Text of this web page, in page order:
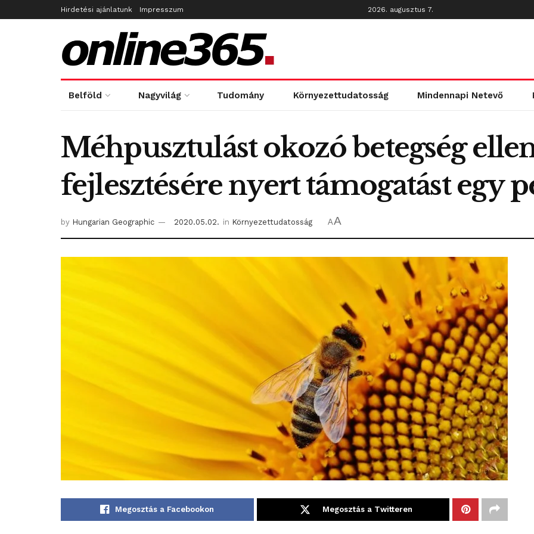
Hirdetési ajánlatunk Impresszum 2026. augusztus 7.
Belföld Nagyvilág Tudomány Környezettudatosság Mindennapi Netevő
Méhpusztulást okozó betegség
fejlesztésére nyert támogatást egy
by Hungarian Geographic 2020.05.02. in Környezettudatosság AA
Megosztás a Facebookon Megosztás a Twitteren